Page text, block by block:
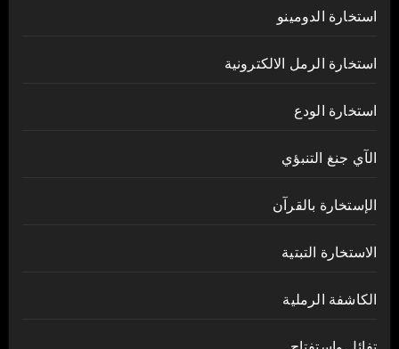
استخارة الدومينو
استخارة الرمل الالكترونية
استخارة الودع
الآي جنغ التنبؤي
الإستخارة بالقرآن
الاستخارة التبتية
الكاشفة الرملية